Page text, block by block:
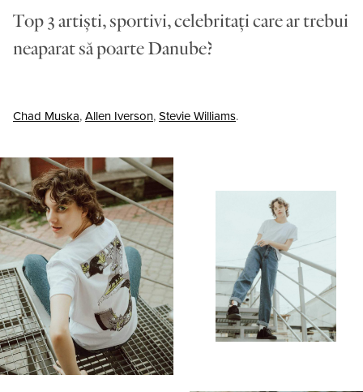
Top 3 artiști, sportivi, celebritați care ar trebui
neaparat să poarte Danube?
Chad Muska, Allen Iverson, Stevie Williams.